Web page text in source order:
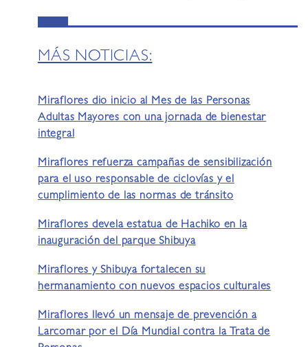
MÁS NOTICIAS:
Miraflores dio inicio al Mes de las Personas
Adultas Mayores con una jornada de bienestar
integral
Miraflores refuerza campañas de sensibilización
para el uso responsable de ciclovías y el
cumplimiento de las normas de tránsito
Miraflores devela estatua de Hachiko en la
inauguración del parque Shibuya
Miraflores y Shibuya fortalecen su
hermanamiento con nuevos espacios culturales
Miraflores llevó un mensaje de prevención a
Larcomar por el Día Mundial contra la Trata de